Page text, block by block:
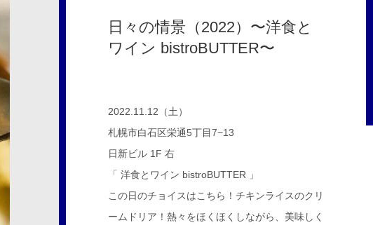
日々の情景（2022）〜洋食と
ワイン bistroBUTTER〜
2022.11.12（土）
札幌市白石区栄通5丁目7−13
日新ビル 1F 右
「 洋食とワイン bistroBUTTER 」
この日のチョイスはこちら！チキンライスのクリ
ームドリア！熱々をほくほくしながら、美味しく